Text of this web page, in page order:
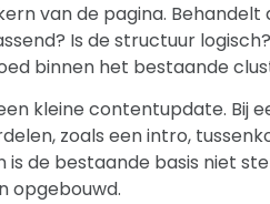
van de pagina.
Is de structuur
binnen het bestaande
kleine contentupdate. Bij
zoals een intro,
is de bestaande basis niet
opgebouwd.